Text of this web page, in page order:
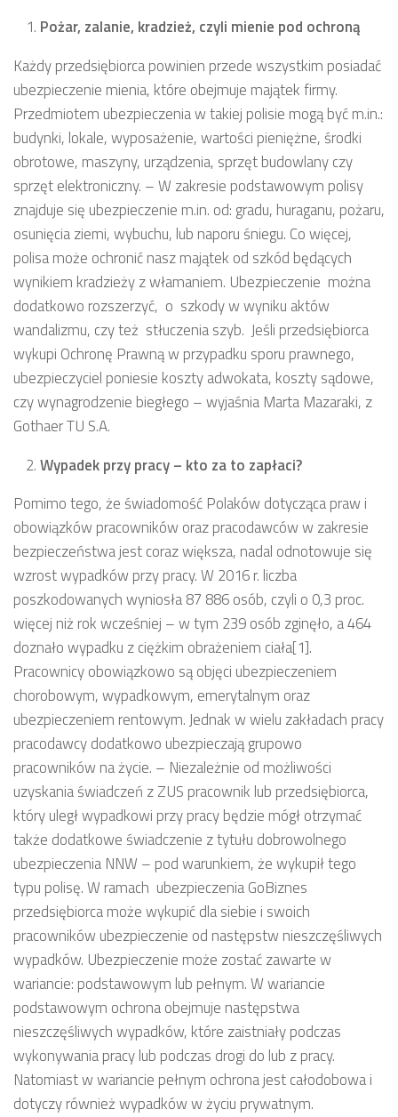
Pożar, zalanie, kradzież, czyli mienie pod ochroną
Każdy przedsiębiorca powinien przede wszystkim posiadać
ubezpieczenie mienia, które obejmuje majątek firmy.
Przedmiotem ubezpieczenia w takiej polisie mogą być m.in.:
budynki, lokale, wyposażenie, wartości pieniężne, środki
obrotowe, maszyny, urządzenia, sprzęt budowlany czy
sprzęt elektroniczny. – W zakresie podstawowym polisy
znajduje się ubezpieczenie m.in. od: gradu, huraganu, pożaru,
osunięcia ziemi, wybuchu, lub naporu śniegu. Co więcej,
polisa może ochronić nasz majątek od szkód będących
wynikiem kradzieży z włamaniem. Ubezpieczenie można
dodatkowo rozszerzyć, o szkody w wyniku aktów
wandalizmu, czy też stłuczenia szyb. Jeśli przedsiębiorca
wykupi Ochronę Prawną w przypadku sporu prawnego,
ubezpieczyciel poniesie koszty adwokata, koszty sądowe,
czy wynagrodzenie biegłego – wyjaśnia Marta Mazaraki, z
Gothaer TU S.A.
Wypadek przy pracy – kto za to zapłaci?
Pomimo tego, że świadomość Polaków dotycząca praw i
obowiązków pracowników oraz pracodawców w zakresie
bezpieczeństwa jest coraz większa, nadal odnotowuje się
wzrost wypadków przy pracy. W 2016 r. liczba
poszkodowanych wyniosła 87 886 osób, czyli o 0,3 proc.
więcej niż rok wcześniej – w tym 239 osób zginęło, a 464
doznało wypadku z ciężkim obrażeniem ciała[1].
Pracownicy obowiązkowo są objęci ubezpieczeniem
chorobowym, wypadkowym, emerytalnym oraz
ubezpieczeniem rentowym. Jednak w wielu zakładach pracy
pracodawcy dodatkowo ubezpieczają grupowo
pracowników na życie. – Niezależnie od możliwości
uzyskania świadczeń z ZUS pracownik lub przedsiębiorca,
który uległ wypadkowi przy pracy będzie mógł otrzymać
także dodatkowe świadczenie z tytułu dobrowolnego
ubezpieczenia NNW – pod warunkiem, że wykupił tego
typu polisę. W ramach ubezpieczenia GoBiznes
przedsiębiorca może wykupić dla siebie i swoich
pracowników ubezpieczenie od następstw nieszczęśliwych
wypadków. Ubezpieczenie może zostać zawarte w
wariancie: podstawowym lub pełnym. W wariancie
podstawowym ochrona obejmuje następstwa
nieszczęśliwych wypadków, które zaistniały podczas
wykonywania pracy lub podczas drogi do lub z pracy.
Natomiast w wariancie pełnym ochrona jest całodobowa i
dotyczy również wypadków w życiu prywatnym.